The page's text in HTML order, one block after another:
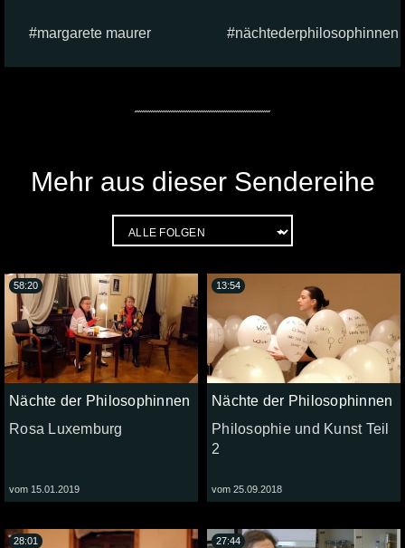
margarete maurer nächtederphilosophinnen
Mehr aus dieser Sendereihe
Nächte der Philosophinnen
Rosa Luxemburg
vom 15.01.2019
58:20
Nächte der Philosophinnen
Philosophie und Kunst Teil
2
vom 25.09.2018
13:54
28:01 27:44